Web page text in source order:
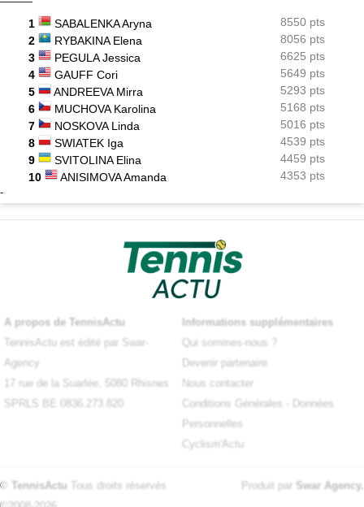
1 SABALENKA Aryna
8550 pts
2
RYBAKINA Elena
8056 pts
3
PEGULA Jessica
6625 pts
4
GAUFF Cori
5649 pts
5
ANDREEVA Mirra
5293 pts
6
MUCHOVA Karolina
5168 pts
7
NOSKOVA Linda
5016 pts
8
SWIATEK Iga
4539 pts
9
SVITOLINA Elina
4459 pts
10
ANISIMOVA Amanda 4353 pts
-
A propos de TennisActu
TennisActu est édité par Swar-
Agency
17 rue de la Suarlée, 5080 Rhisnes
SPRLS BE 0836.273.820
Informations supplémentaires
Qui sommes-nous ?
Devenir partenaire
Nous contacter
Conditions Générales
Données
Personnelles
Cyclism'Actu
© TennisActu Tous droits réservés
Produit par Swar Agency.